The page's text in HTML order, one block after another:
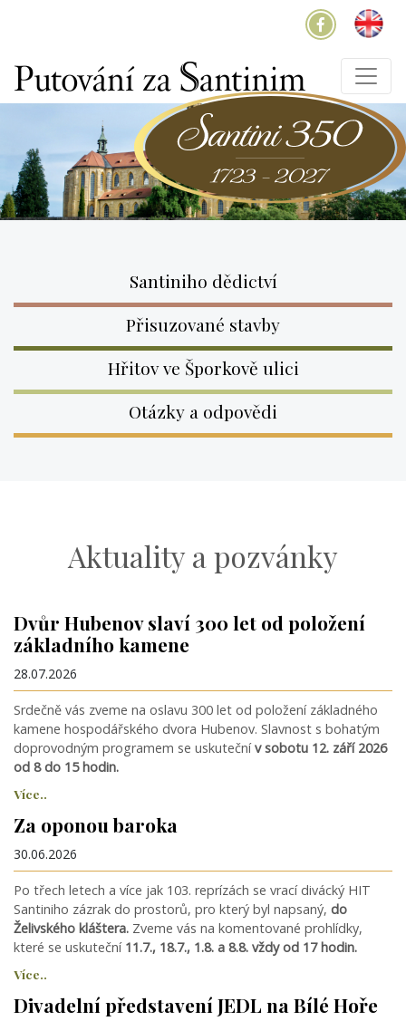
Santiniho dědictví
Přisuzované stavby
Hřitov ve Šporkově ulici
Otázky a odpovědi
Aktuality a pozvánky
Dvůr Hubenov slaví 300 let od položení
základního kamene
28.07.2026
Srdečně vás zveme na oslavu 300 let od položení základného
kamene hospodářského dvora Hubenov. Slavnost s bohatým
doprovodným programem se uskutečnív sobotu 12. září 2026
od 8 do 15 hodin.
Více..
Za oponou baroka
30.06.2026
Po třech letech a více jak 103. reprízách se vrací divácký HIT
Santiniho zázrak do prostorů, pro který byl napsaný, do
Želivského kláštera. Zveme vás na komentované prohlídky,
které se uskuteční 11.7., 18.7., 1.8. a 8.8. vždy od 17 hodin.
Více..
Divadelní představení JEDL na Bílé Hoře